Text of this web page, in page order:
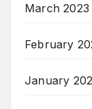
March 2023
February
January